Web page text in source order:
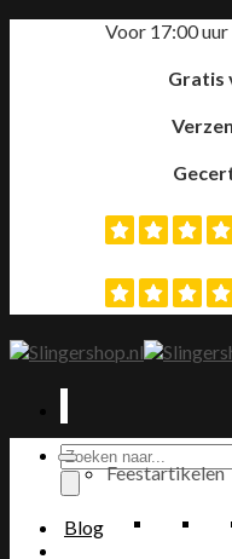
Voor 17:00
Gratis
Producten
zoeken
Blog
Feestartikelen